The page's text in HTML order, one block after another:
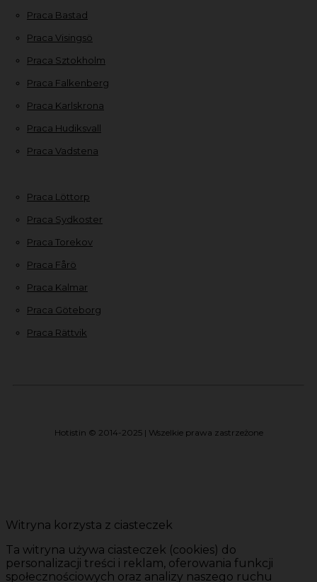
Praca Bastad
Praca Visingsö
Praca Sztokholm
Praca Falkenberg
Praca Karlskrona
Praca Hudiksvall
Praca Vadstena
Praca Löttorp
Praca Sydkoster
Praca Torekov
Praca Fårö
Praca Kalmar
Praca Göteborg
Praca Rättvik
Hotistin © 2014-2025 | Wszelkie prawa zastrzeżone
Witryna korzysta z ciasteczek
Ta witryna używa ciasteczek (cookies) do
personalizacji treści i reklam, oferowania funkcji
społecznościowych oraz analizy naszego ruchu